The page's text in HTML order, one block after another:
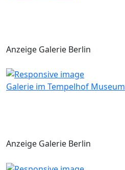
Anzeige Galerie Berlin
Galerie im Tempelhof Museum
Anzeige Galerie Berlin